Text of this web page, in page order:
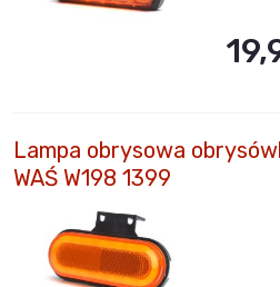
Lampa obrysowa
WAŚ W198 1399